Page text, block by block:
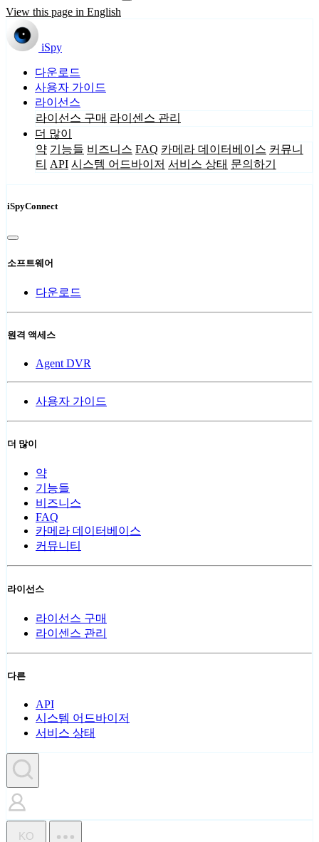
View this page in English
iSpy
다운로드
사용자 가이드
라이선스
라이선스 구매 라이센스 관리
더 많이
약 기능들 비즈니스 FAQ 카메라 데이터베이스 커뮤니
티 API 시스템 어드바이저 서비스 상태 문의하기
iSpyConnect
소프트웨어
다운로드
원격 액세스
Agent DVR
사용자 가이드
더 많이
약
기능들
비즈니스
FAQ
카메라 데이터베이스
커뮤니티
라이선스
라이선스 구매
라이센스 관리
다른
API
시스템 어드바이저
서비스 상태
KO